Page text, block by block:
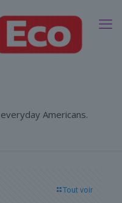
Americans.
Tout voir